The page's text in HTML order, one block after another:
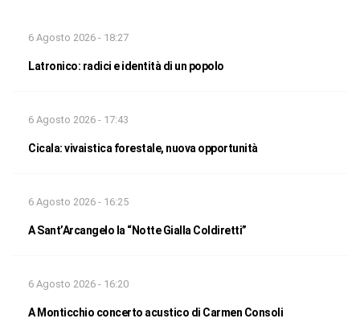
6 Agosto 2026 - 18:27
Latronico: radici e identità di un popolo
6 Agosto 2026 - 17:43
Cicala: vivaistica forestale, nuova opportunità
6 Agosto 2026 - 16:25
A Sant’Arcangelo la “Notte Gialla Coldiretti”
6 Agosto 2026 - 16:20
A Monticchio concerto acustico di Carmen Consoli